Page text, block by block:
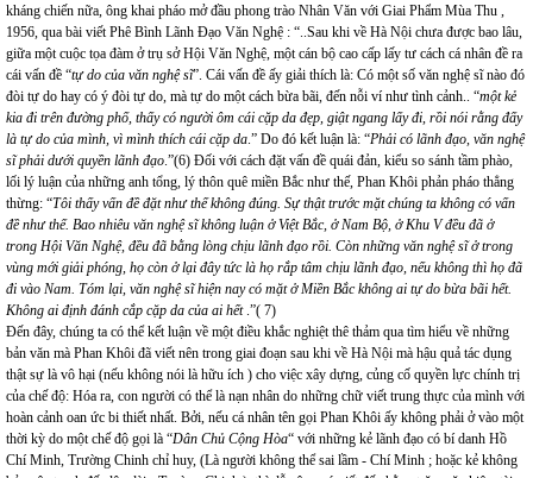
kháng chiến nữa, ông khai pháo mở đầu phong trào Nhân Văn với Giai Phẩm Mùa Thu ,
1956, qua bài viết Phê Bình Lãnh Đạo Văn Nghệ : “..Sau khi về Hà Nội chưa được bao lâu,
giữa một cuộc tọa đàm ở trụ sở Hội Văn Nghệ, một cán bộ cao cấp lấy tư cách cá nhân đề ra
cái vấn đề “tự do của văn nghệ sĩ”. Cái vấn đề ấy giải thích là: Có một số văn nghệ sĩ nào đó
đòi tự do hay có ý đòi tự do, mà tự do một cách bừa bãi, đến nỗi ví như tình cảnh.. “một kẻ
kia đi trên đường phố, thấy có người ôm cái cặp da đẹp, giật ngang lấy đi, rồi nói rằng đấy
là tự do của mình, vì mình thích cái cặp da.” Do đó kết luận là: “Phải có lãnh đạo, văn nghệ
sĩ phải dưới quyền lãnh đạo.”(6) Đối với cách đặt vấn đề quái đản, kiểu so sánh tầm phào,
lối lý luận của những anh tổng, lý thôn quê miền Bắc như thế, Phan Khôi phản pháo thẳng
thừng: “Tôi thấy vấn đề đặt như thế không đúng. Sự thật trước mặt chúng ta không có vấn
đề như thế. Bao nhiêu văn nghệ sĩ không luận ở Việt Bắc, ở Nam Bộ, ở Khu V đều đã ở
trong Hội Văn Nghệ, đều đã bằng lòng chịu lãnh đạo rồi. Còn những văn nghệ sĩ ở trong
vùng mới giải phóng, họ còn ở lại đây tức là họ rắp tâm chịu lãnh đạo, nếu không thì họ đã
đi vào Nam. Tóm lại, văn nghệ sĩ hiện nay có mặt ở Miền Bắc không ai tự do bừa bãi hết.
Không ai định đánh cắp cặp da của ai hết .”( 7)
Đến đây, chúng ta có thể kết luận về một điều khắc nghiệt thê thảm qua tìm hiểu về những
bản văn mà Phan Khôi đã viết nên trong giai đoạn sau khi về Hà Nội mà hậu quả tác dụng
thật sự là vô hại (nếu không nói là hữu ích ) cho việc xây dựng, củng cố quyền lực chính trị
của chế độ: Hóa ra, con người có thể là nạn nhân do những chữ viết trung thực của mình với
hoàn cảnh oan ức bi thiết nhất. Bởi, nếu cá nhân tên gọi Phan Khôi ấy không phải ở vào một
thời kỳ do một chế độ gọi là “Dân Chủ Cộng Hòa“ với những kẻ lãnh đạo có bí danh Hồ
Chí Minh, Trường Chinh chỉ huy, (Là người không thể sai lầm - Chí Minh ; hoặc kẻ không